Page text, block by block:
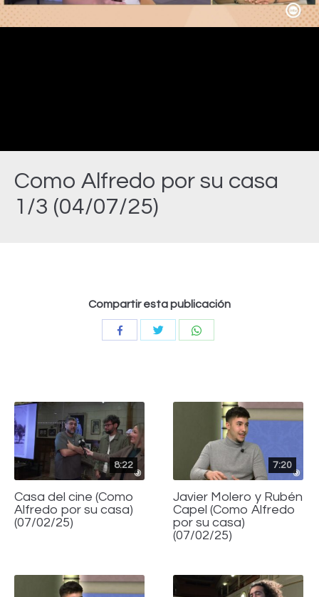
Como Alfredo por su casa
1/3 (04/07/25)
Video
Compartir esta publicación
CompartirCompartir
8:22
Casa del cine (Como
Alfredo por su casa)
(07/02/25)
7:20
Javier Molero y Rubén
Capel (Como Alfredo
por su casa)
(07/02/25)